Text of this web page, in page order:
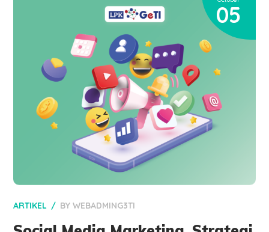
05
ARTIKEL BYWEBADMING3TI